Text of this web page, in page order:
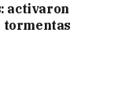
activaron
tormentas